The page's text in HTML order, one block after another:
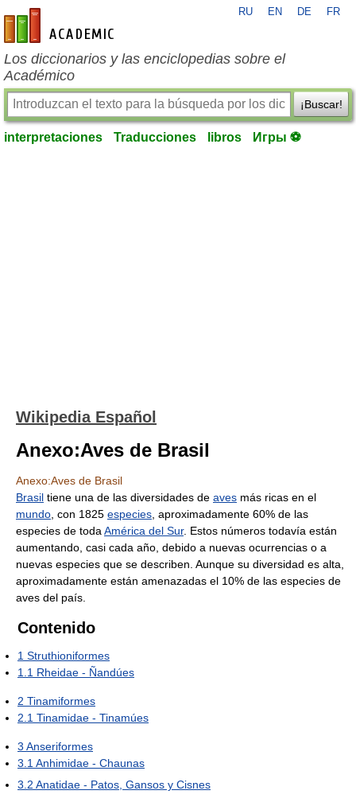
es-academic.com
RU EN DE FR
Los diccionarios y las enciclopedias sobre el
Académico
¡Buscar!
interpretaciones Traducciones libros Игры ⚽
Wikipedia Español
Anexo:Aves de Brasil
Anexo:Aves de Brasil
Brasil tiene una de las diversidades de aves más ricas en el
mundo , con 1825 especies , aproximadamente 60% de las
especies de toda América del Sur. Estos números todavía están
aumentando, casi cada año, debido a nuevas ocurrencias o a
nuevas especies que se describen. Aunque su diversidad es alta,
aproximadamente están amenazadas el 10% de las especies de
aves del país.
Contenido
1 Struthioniformes
1.1 Rheidae - Ñandúes
2 Tinamiformes
2.1 Tinamidae - Tinamúes
3 Anseriformes
3.1 Anhimidae - Chaunas
3.2 Anatidae - Patos, Gansos y Cisnes